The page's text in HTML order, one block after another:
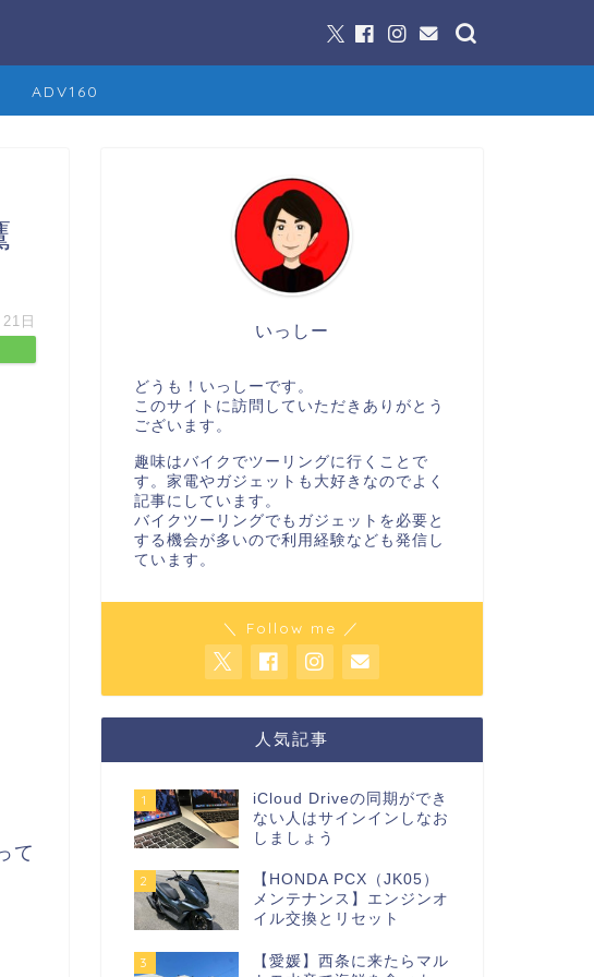
ADV160
日
て
いっしー
どうも！いっしーです。
このサイトに訪問していただきありがとう
ございます。
趣味はバイクでツーリングに行くことで
す。家電やガジェットも大好きなのでよく
記事にしています。
バイクツーリングでもガジェットを必要と
する機会が多いので利用経験なども発信し
ています。
＼ Follow me ／
人気記事
1
iCloud Driveの同期ができ
ない人はサインインしなお
しましょう
2
【HONDA PCX（JK05）
メンテナンス】エンジンオ
イル交換とリセット
3
【愛媛】西条に来たらマル